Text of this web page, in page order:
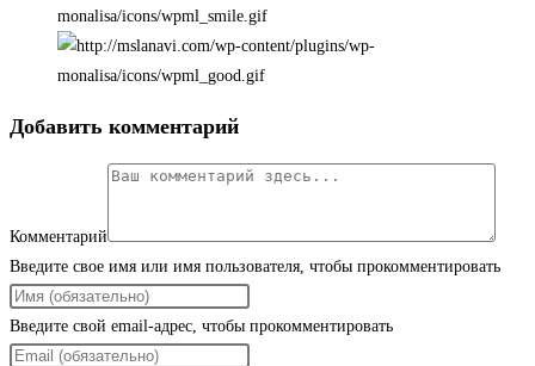
Добавить комментарий
Комментарий
Введите свое имя или имя пользователя, чтобы прокомментировать
Введите свой email-адрес, чтобы прокомментировать